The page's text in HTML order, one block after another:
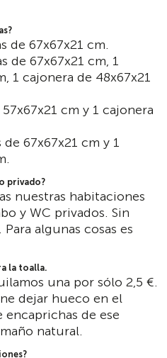
de 67x67x21 cm.
de 67x67x21 cm, 1
1 cajonera de 48x67x21
cm y 1 cajonera
67x67x21 cm y 1
privado?
nuestras habitaciones
y WC privados. Sin
algunas cosas es
la toalla.
una por sólo 2,5 €.
dejar hueco en el
de ese
natural.